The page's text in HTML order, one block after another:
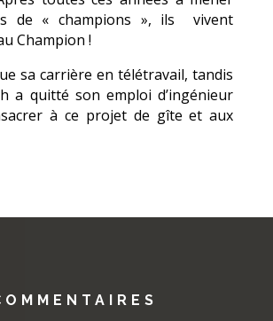
de « champions », ils
vivent
Champion !
sa carrière en télétravail, tandis
a quitté son emploi d’ingénieur
à ce projet de gîte et aux